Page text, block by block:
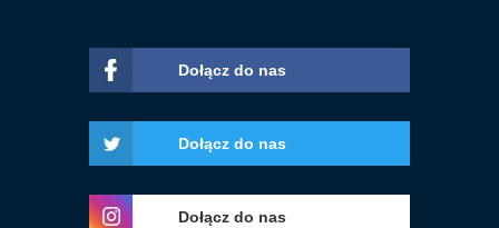
Dołącz do nas
Dołącz do nas
Dołącz do nas